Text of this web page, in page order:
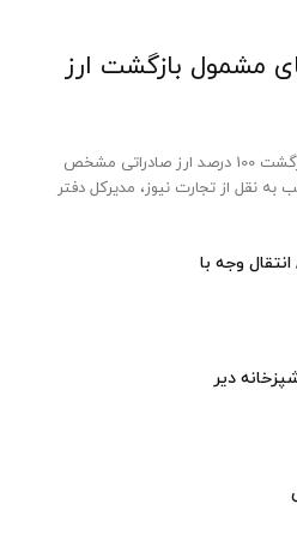
مشمول بازگشت ارز
کالاهای فولادی و فلزات مشمول بازگشت 100 درصد ارز صادراتی مشخص
نقل از تجارت نیوز، مدیرکل دفتر
وجه با
دیر